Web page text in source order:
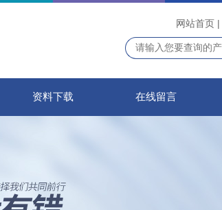
网站首页 |
资料下载 在线留言